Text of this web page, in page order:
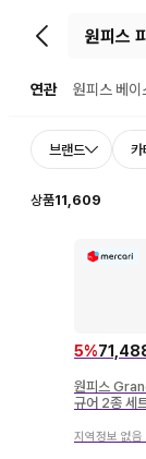
뒤로가기
연관 원피스 베이
브랜드 카
상품11,609
5%
원피스
규어 2종 세
지역정보 없음